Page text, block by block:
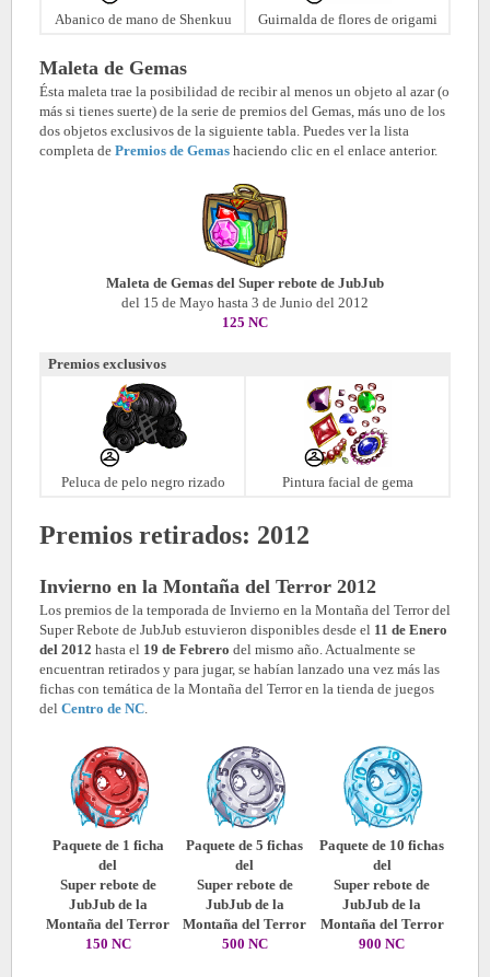
Abanico de mano de Shenkuu Guirnalda de flores de origami
Maleta de Gemas
Ésta maleta trae la posibilidad de recibir al menos un objeto al azar (o
más si tienes suerte) de la serie de premios del Gemas, más uno de los
dos objetos exclusivos de la siguiente tabla. Puedes ver la lista
completa de Premios de Gemas haciendo clic en el enlace anterior.
Maleta de Gemas del Super rebote de JubJub
del 15 de Mayo hasta 3 de Junio del 2012
125 NC
Premios exclusivos
Peluca de pelo negro rizado Pintura facial de gema
Premios retirados: 2012
Invierno en la Montaña del Terror 2012
Los premios de la temporada de Invierno en la Montaña del Terror del
Super Rebote de JubJub estuvieron disponibles desde el 11 de Enero
del 2012 hasta el 19 de Febrero del mismo año. Actualmente se
encuentran retirados y para jugar, se habían lanzado una vez más las
fichas con temática de la Montaña del Terror en la tienda de juegos
del Centro de NC
Paquete de 1 ficha
del
Super rebote de
JubJub de la
Montaña del Terror
150 NC
Paquete de 5 fichas
del
Super rebote de
JubJub de la
Montaña del Terror
500 NC
Paquete de 10 fichas
del
Super rebote de
JubJub de la
Montaña del Terror
900 NC